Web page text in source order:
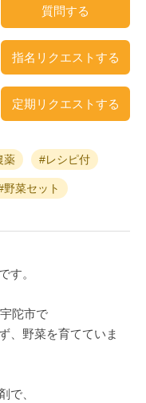
質問する
指名リクエストする
定期リクエストする
薬 #レシピ付
野菜セット
す。
陀市で
、野菜を育てていま
で、